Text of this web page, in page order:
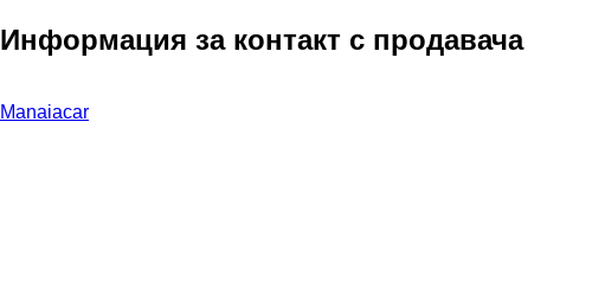
Информация за контакт с продавача
Manaiacar